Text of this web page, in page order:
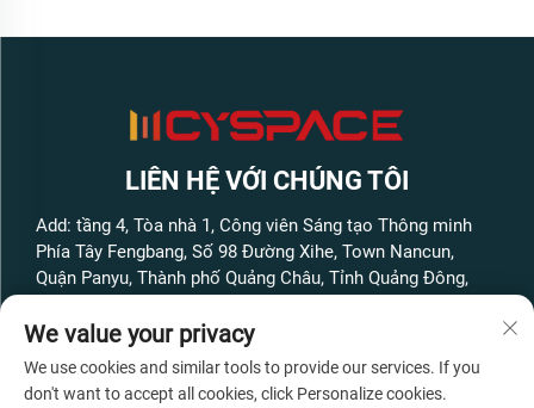
LIÊN HỆ VỚI CHÚNG TÔI
Add: tầng 4, Tòa nhà 1, Công viên Sáng tạo Thông minh
Phía Tây Fengbang, Số 98 Đường Xihe, Town Nancun,
Quận Panyu, Thành phố Quảng Châu, Tỉnh Quảng Đông,
Điện thoại: +86-13316062192
Email:[email protected]
We value your privacy
We use cookies and similar tools to provide our services. If you
don't want to accept all cookies, click Personalize cookies.